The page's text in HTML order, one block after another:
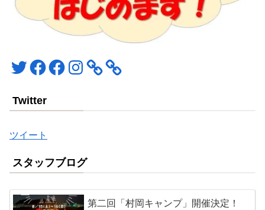
TwitterFacebookFacebookInstagram
Twitter
ツイート
スタッフブログ
第二回「村岡キャンプ」開催決定！